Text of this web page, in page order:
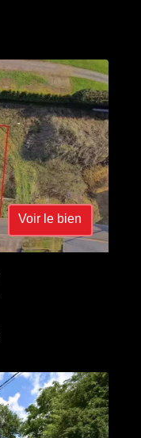
Voir le bien